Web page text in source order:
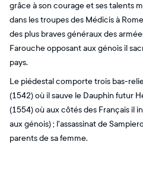
grâce à son courage et ses talents
dans les troupes des Médicis à
des plus braves généraux des
Farouche opposant aux génois il
pays.
Le piédestal comporte trois bas-
(1542) où il sauve le Dauphin futur
(1554) où aux côtés des Français il
aux génois) ; l'assassinat de
parents de sa femme.